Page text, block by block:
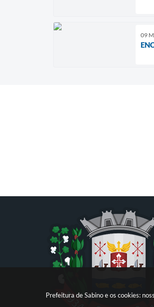
Prefeitura de Sabino e os cookies:
09